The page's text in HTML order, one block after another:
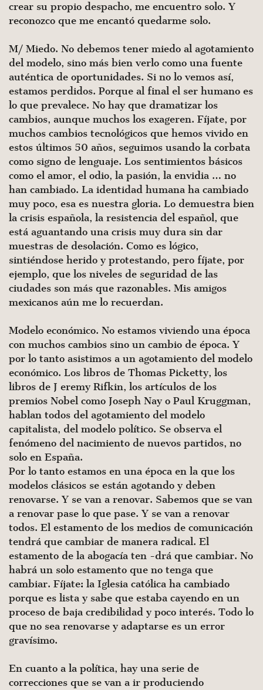
crear su propio despacho, me encuentro solo. Y
reconozco que me encantó quedarme solo.
M/ Miedo. No debemos tener miedo al agotamiento
del modelo, sino más bien verlo como una fuente
auténtica de oportunidades. Si no lo vemos así,
estamos perdidos. Porque al final el ser humano es
lo que prevalece. No hay que dramatizar los
cambios, aunque muchos los exageren. Fíjate, por
muchos cambios tecnológicos que hemos vivido en
estos últimos 50 años, seguimos usando la corbata
como signo de lenguaje. Los sentimientos básicos
como el amor, el odio, la pasión, la envidia … no
han cambiado. La identidad huma­na ha cambiado
muy poco, esa es nuestra gloria. Lo demuestra bien
la crisis española, la resistencia del español, que
está aguantando una crisis muy dura sin dar
muestras de desolación. Como es lógi­co,
sintiéndose herido y protestando, pero fíjate, por
ejemplo, que los niveles de seguridad de las
ciudades son más que razonables. Mis amigos
mexicanos aún me lo recuerdan.
Modelo económico. No estamos viviendo una época
con muchos cambios sino un cambio de época. Y
por lo tanto asistimos a un agotamiento del modelo
económico. Los libros de Thomas Picketty, los
libros de J eremy Rifkin, los artículos de los
premios Nobel como Joseph Nay o Paul Kruggman,
ha­blan todos del agotamiento del modelo
capitalista, del mode­lo político. Se observa el
fenómeno del nacimiento de nuevos partidos, no
solo en España.
Por lo tanto estamos en una época en la que los
modelos clá­sicos se están agotando y deben
renovarse. Y se van a renovar. Sabemos que se van
a renovar pase lo que pase. Y se van a reno­var
todos. El estamento de los medios de comunicación
tendrá que cambiar de manera radical. El
estamento de la abogacía ten -drá que cambiar. No
habrá un solo estamento que no tenga que
cambiar. Fíjate: la Iglesia católica ha cambiado
porque es lista y sabe que estaba cayendo en un
proceso de baja credibilidad y poco interés. Todo lo
que no sea renovarse y adaptarse es un error
gravísimo.
En cuanto a la política, hay una serie de
correcciones que se van a ir produciendo